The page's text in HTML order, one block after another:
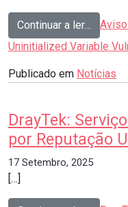
Continuar a ler… from
Uninitialized Variable
Publicado em Notícias
DrayTek:
por Reputação
17 Setembro, 2025
[…]